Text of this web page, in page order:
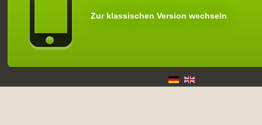
Zur klassischen Version wechseln